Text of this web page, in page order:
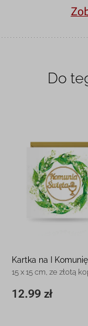
Do
Kartka na I Komunię
15 x 15 cm, ze złotą
12.99 zł
15 x 15 cm